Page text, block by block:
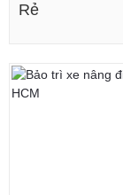
Rẻ